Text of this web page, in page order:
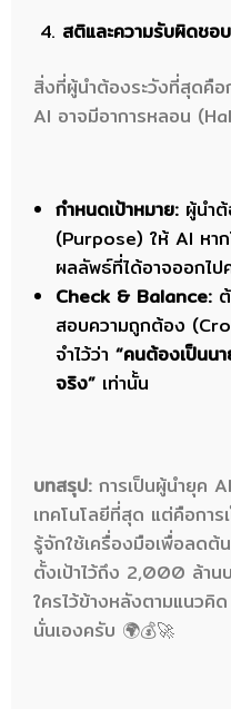
สติและความรับผิดชอ
สิ่งที่ผู้นำต้องระวังที่สุดคือ
AI อาจมีอาการหลอน
กำหนดเป้าหมาย: ผู้นำ
(Purpose) ให้ AI หา
ผลลัพธ์ที่ได้อาจออกไป
Check & Balance:
สอบความถูกต้อง
จำไว้ว่า “คนต้องเป็นน
จริง” เท่านั้น
บทสรุป: การเป็นผู้นำยุค
เทคโนโลยีที่สุด แต่คือการ
รู้จักใช้เครื่องมือเพื่อลดต้
ตั้งเป้าไว้ถึง 2,000 ล้าน
ใครไว้ข้างหลังตามแนวคิด
นั่นเองครับ 🌍💰🚀